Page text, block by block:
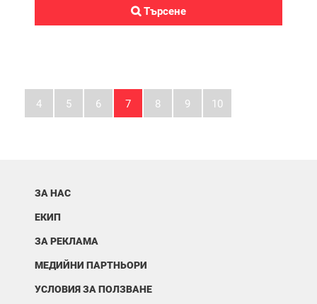
4 5 6 7 8 9 10
ЗА НАС
ЕКИП
ЗА РЕКЛАМА
МЕДИЙНИ ПАРТНЬОРИ
УСЛОВИЯ ЗА ПОЛЗВАНЕ